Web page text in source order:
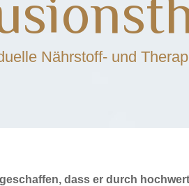
Nährstoff- und
dass er durch